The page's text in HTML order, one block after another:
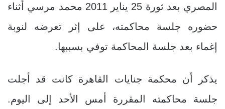
المصري بعد ثورة 25 يناير 2011 محمد مرسي أثناء
حضوره جلسة محاكمته، على إثر تعرضه لنوبة
إغماء بعد جلسة المحاكمة توفي بسببها.
يذكر أن محكمة جنايات القاهرة كانت قد أجلت
جلسة محاكمته المقررة أمس الأحد إلى اليوم.